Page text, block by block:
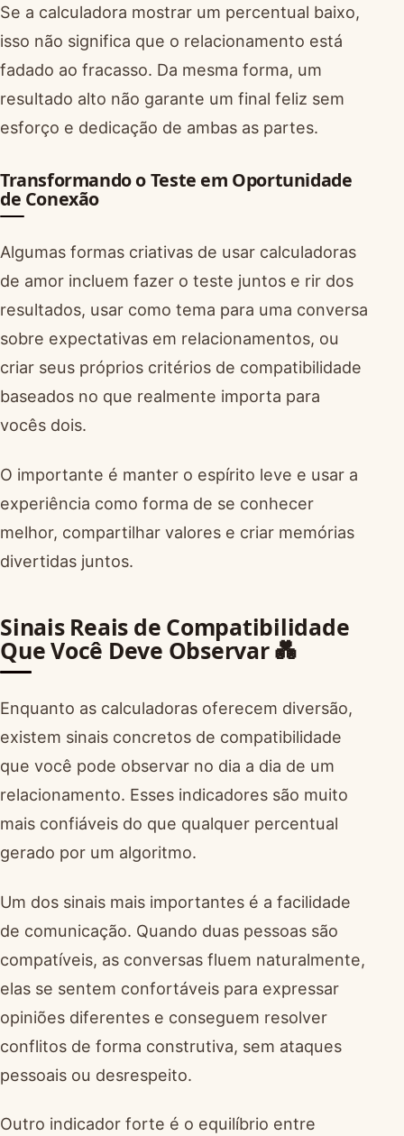
Se a calculadora mostrar um percentual baixo,
isso não significa que o relacionamento está
fadado ao fracasso. Da mesma forma, um
resultado alto não garante um final feliz sem
esforço e dedicação de ambas as partes.
Transformando o Teste em Oportunidade
de Conexão
Algumas formas criativas de usar calculadoras
de amor incluem fazer o teste juntos e rir dos
resultados, usar como tema para uma conversa
sobre expectativas em relacionamentos, ou
criar seus próprios critérios de compatibilidade
baseados no que realmente importa para
vocês dois.
O importante é manter o espírito leve e usar a
experiência como forma de se conhecer
melhor, compartilhar valores e criar memórias
divertidas juntos.
Sinais Reais de Compatibilidade
Que Você Deve Observar 💑
Enquanto as calculadoras oferecem diversão,
existem sinais concretos de compatibilidade
que você pode observar no dia a dia de um
relacionamento. Esses indicadores são muito
mais confiáveis do que qualquer percentual
gerado por um algoritmo.
Um dos sinais mais importantes é a facilidade
de comunicação. Quando duas pessoas são
compatíveis, as conversas fluem naturalmente,
elas se sentem confortáveis para expressar
opiniões diferentes e conseguem resolver
conflitos de forma construtiva, sem ataques
pessoais ou desrespeito.
Outro indicador forte é o equilíbrio entre